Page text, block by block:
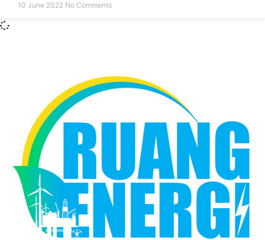
10 June 2022 No Comments